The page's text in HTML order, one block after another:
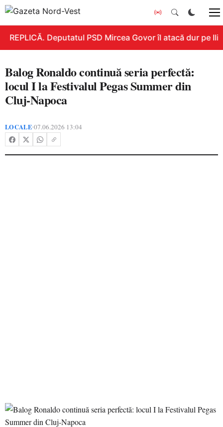
REPLICĂ. Deputatul PSD Mircea Govor îl atacă dur pe
Balog Ronaldo continuă seria perfectă:
locul I la Festivalul Pegas Summer din
Cluj-Napoca
LOCALE•07.06.2026 13:04